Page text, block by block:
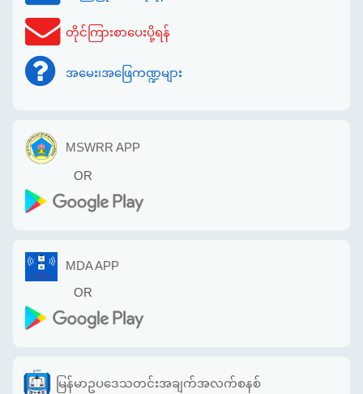
တိုင်ကြားစာပေးပို့ရန်
အမေး၊အဖြေကဏ္ဍများ
MSWRR APP
OR
MDA APP
OR
မြန်မာဥပဒေသတင်းအချက်အလက်စနစ်